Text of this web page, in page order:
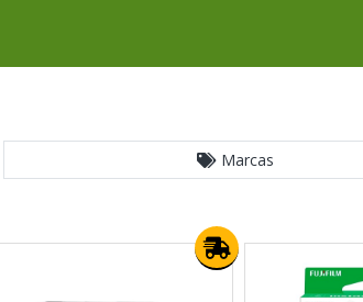
Marcas